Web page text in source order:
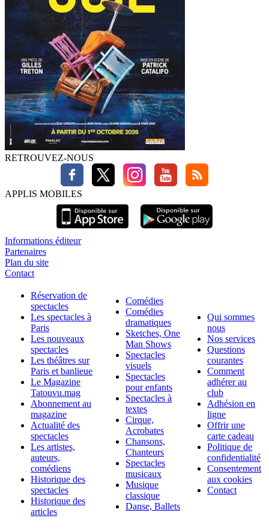
RETROUVEZ-NOUS
APPLIS MOBILES
Informations éditeur
Partenaires
Plan du site
Contact
Réservation de
spectacles
Les spectacles à
Paris
Les nouveaux
spectacles
Les théâtres sur
Paris et banlieue
Le Magazine
Tatouvu.mag
Abonnement au
magazine
Actualité des
spectacles
Les artistes,
auteurs,
comédiens
Historique des
spectacles
Historique des
articles
Comédies
Comédies
dramatiques
Sketches, One
Man Shows
Spectacles
visuels
Spectacles
pour enfants
Spectacles à
textes
Cirque,
Acrobates
Chansons,
Chanteurs
Spectacles
musicaux
Musique
classique
Danse, Ballets
Qui sommes
nous
Nos services
Questions
courantes
Comment
adhérer au
club
Adhésion en
ligne
Offrir une
carte cadeau
Politique de
confidentialité
Consentement
aux cookies
Contact